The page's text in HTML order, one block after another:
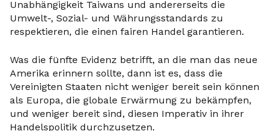
Unabhängigkeit Taiwans und andererseits die
Umwelt-, Sozial- und Währungsstandards zu
respektieren, die einen fairen Handel garantieren.
Was die fünfte Evidenz betrifft, an die man das neue
Amerika erinnern sollte, dann ist es, dass die
Vereinigten Staaten nicht weniger bereit sein können
als Europa, die globale Erwärmung zu bekämpfen,
und weniger bereit sind, diesen Imperativ in ihrer
Handelspolitik durchzusetzen.